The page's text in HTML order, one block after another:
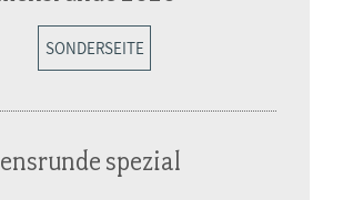
SONDERSEITE
spezial